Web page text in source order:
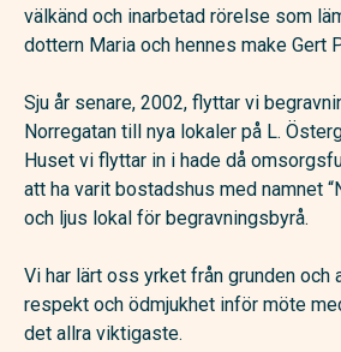
välkänd och inarbetad rörelse som
dottern Maria och hennes make Gert
Sju år senare, 2002, flyttar vi
Norregatan till nya lokaler på L.
Huset vi flyttar in i hade då
att ha varit bostadshus med namnet
och ljus lokal för begravningsbyrå.
Vi har lärt oss yrket från grunden och
respekt och ödmjukhet inför möte
det allra viktigaste.